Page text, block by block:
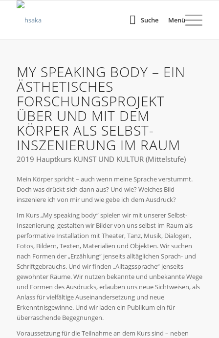
Suche Menü
MY SPEAKING BODY – EIN
ÄSTHETISCHES
FORSCHUNGSPROJEKT
ÜBER UND MIT DEM
KÖRPER ALS SELBST-
INSZENIERUNG IM RAUM
2019 Hauptkurs KUNST UND KULTUR (Mittelstufe)
Mein Körper spricht – auch wenn meine Sprache verstummt.
Doch was drückt sich dann aus? Und wie? Welches Bild
inszeniere ich von mir und wie gebe ich dem Ausdruck?
Im Kurs „My speaking body“ spielen wir mit unserer Selbst-
Inszenierung, gestalten wir Bilder von uns selbst im Raum als
performative Installation mit Theater, Tanz, Musik, Dialogen,
Fotos, Bildern, Texten, Materialien und Objekten. Wir suchen
nach Formen der „Erzählung“ jenseits alltäglichen Sprach- und
Schriftgebrauchs. Und wir finden „Alltagssprache“ jenseits
gewohnter Räume. Wir nutzen bekannte und unbekannte Wege
und Formen des Ausdrucks, erlauben uns neue Sichtweisen, als
Anlass für vielfältige Auseinandersetzung und neue
Erkenntnisgewinne. Und wir laden ein Publikum ein für
überraschende Begegnungen.
Voraussetzung für die Teilnahme an dem Kurs sind – neben